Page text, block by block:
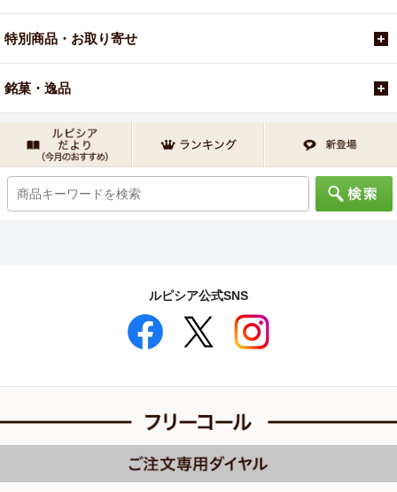
特別商品・お取り寄せ
銘菓・逸品
ルピシア公式SNS